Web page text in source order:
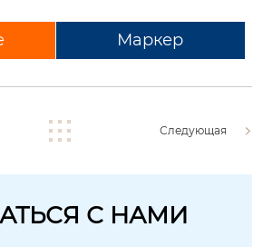
Маркер
Следующая
С НАМИ